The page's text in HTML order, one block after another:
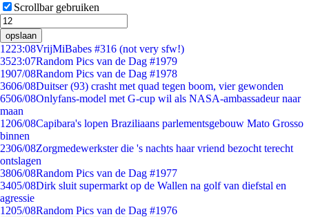
Scrollbar gebruiken
opslaan
1223:08VrijMiBabes #316 (not very sfw!)
3523:07Random Pics van de Dag #1979
1907/08Random Pics van de Dag #1978
3606/08Duitser (93) crasht met quad tegen boom, vier gewonden
6506/08Onlyfans-model met G-cup wil als NASA-ambassadeur naar
maan
1206/08Capibara's lopen Braziliaans parlementsgebouw Mato Grosso
binnen
2306/08Zorgmedewerkster die 's nachts haar vriend bezocht terecht
ontslagen
3806/08Random Pics van de Dag #1977
3405/08Dirk sluit supermarkt op de Wallen na golf van diefstal en
agressie
1205/08Random Pics van de Dag #1976